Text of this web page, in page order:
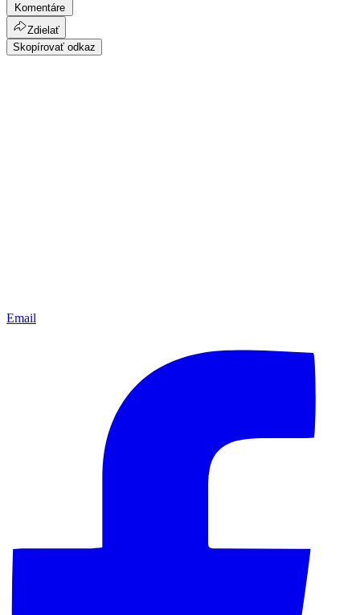
Komentáre
Zdielať
Skopírovať odkaz
Email